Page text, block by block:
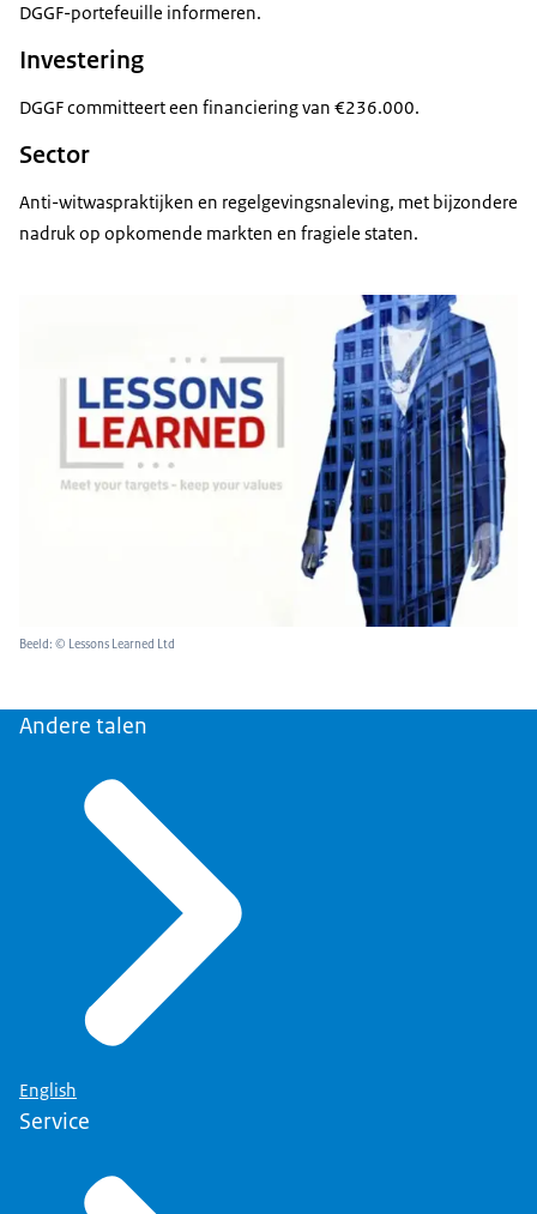
DGGF-portefeuille informeren.
Investering
DGGF committeert een financiering van €236.000.
Sector
Anti-witwaspraktijken en regelgevingsnaleving, met bijzondere
nadruk op opkomende markten en fragiele staten.
Beeld: © Lessons Learned Ltd
Andere talen
English
Service